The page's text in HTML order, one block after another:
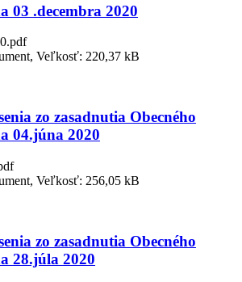
03 .decembra 2020
Veľkosť: 220,37 kB
zo zasadnutia Obecného
04.júna 2020
Veľkosť: 256,05 kB
zo zasadnutia Obecného
28.júla 2020